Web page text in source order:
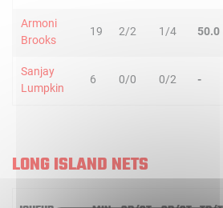
Armoni
Brooks
19 2/2 1/4 50.0
Sanjay
Lumpkin
6 0/0 0/2 -
LONG ISLAND NETS